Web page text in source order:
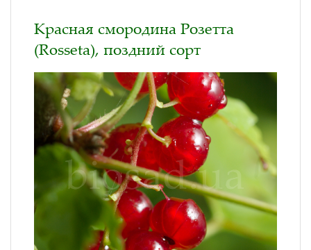
Красная смородина Розетта
(Rosseta), поздний сорт